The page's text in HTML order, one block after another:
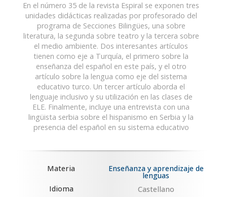
En el número 35 de la revista Espiral se exponen tres
unidades didácticas realizadas por profesorado del
programa de Secciones Bilingües, una sobre
literatura, la segunda sobre teatro y la tercera sobre
el medio ambiente. Dos interesantes artículos
tienen como eje a Turquía, el primero sobre la
enseñanza del español en este país, y el otro
artículo sobre la lengua como eje del sistema
educativo turco. Un tercer artículo aborda el
lenguaje inclusivo y su utilización en las clases de
ELE. Finalmente, incluye una entrevista con una
lingüista serbia sobre el hispanismo en Serbia y la
presencia del español en su sistema educativo
Materia Enseñanza y aprendizaje de
lenguas
Idioma
Castellano